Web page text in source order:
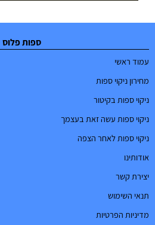
ספות פלוס
עמוד ראשי
מחירון ניקוי ספות
ניקוי ספות בקיטור
ניקוי ספות עשה זאת בעצמך
ניקוי ספות לאחר הצפה
אודותינו
יצירת קשר
תנאי השימוש
מדיניות הפרטיות